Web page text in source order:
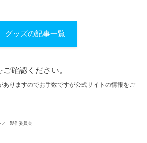
グッズの記事一覧
確認ください。
りますのでお手数ですが公式サイトの情報をご
」製作委員会